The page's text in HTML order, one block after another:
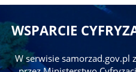
WSPARCIE
W serwisie samorzad.gov.pl